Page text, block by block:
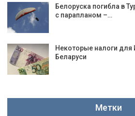
Белоруска погибла в
с парапланом –…
Некоторые налоги
Беларуси
Метки